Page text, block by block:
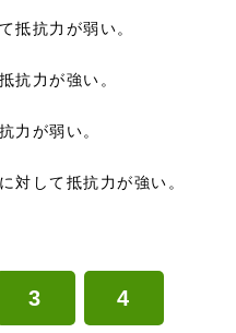
抵抗力が弱い。
抗力が強い。
力が弱い。
対して抵抗力が強い。
3 4